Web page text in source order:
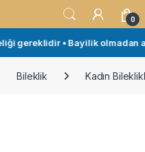
0
• Bayilik olmadan
Bileklik Kadın